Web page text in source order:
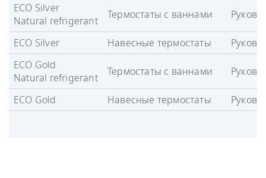
ECO Silver
Natural refrigerant
Термостаты с ваннами
ECO Silver Навесные термостаты
ECO Gold
Natural refrigerant
Термостаты с ваннами
ECO Gold Навесные термостаты